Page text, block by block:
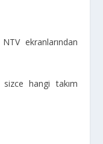
ekranlarından
sizce hangi takım